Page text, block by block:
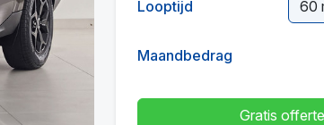
Looptijd
Maandbedrag
Gratis